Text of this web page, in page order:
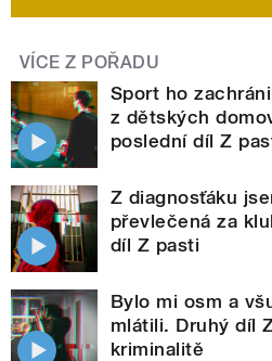
VÍCE Z POŘADU
Sport ho
z dětských
poslední díl Z
Z diagnosťáku
převlečená za
díl Z pasti
Bylo mi osm a
mlátili. Druhý díl
kriminalitě